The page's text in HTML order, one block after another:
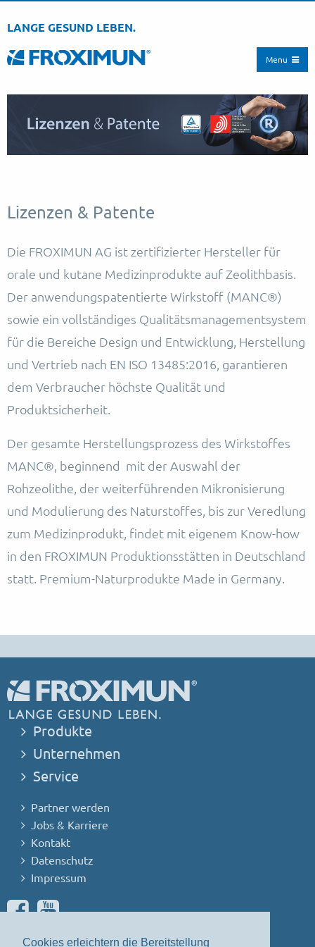
Cookies erleichtern die Bereitstellung
LANGE GESUND LEBEN.
Menu
Lizenzen & Patente
Die FROXIMUN AG ist zertifizierter Hersteller für
orale und kutane Medizinprodukte auf Zeolithbasis.
Der anwendungspatentierte Wirkstoff (MANC®)
sowie ein vollständiges Qualitätsmanagementsystem
für die Bereiche Design und Entwicklung, Herstellung
und Vertrieb nach EN ISO 13485:2016, garantieren
dem Verbraucher höchste Qualität und
Produktsicherheit.
Der gesamte Herstellungsprozess des Wirkstoffes
MANC®, beginnend mit der Auswahl der
Rohzeolithe, der weiterführenden Mikronisierung
und Modulierung des Naturstoffes, bis zur Veredlung
zum Medizinprodukt, findet mit eigenem Know-how
in den FROXIMUN Produktionsstätten in Deutschland
statt. Premium-Naturprodukte Made in Germany.
Produkte
Unternehmen
Service
Partner werden
Jobs & Karriere
Kontakt
Datenschutz
Impressum
Haben Sie Fragen oder Anregungen?